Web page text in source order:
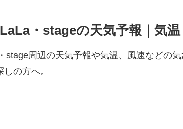
・stageの天気予報｜気
stage周辺の天気予報や気温、風速などの
の方へ。